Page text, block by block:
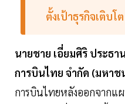
ตั้งเป้าธุรกิจเติบโ
นายชาย เอี่ยมศิริ ประธ
การบินไทย จำกัด (มหาช
การบินไทยหลังออกจาก